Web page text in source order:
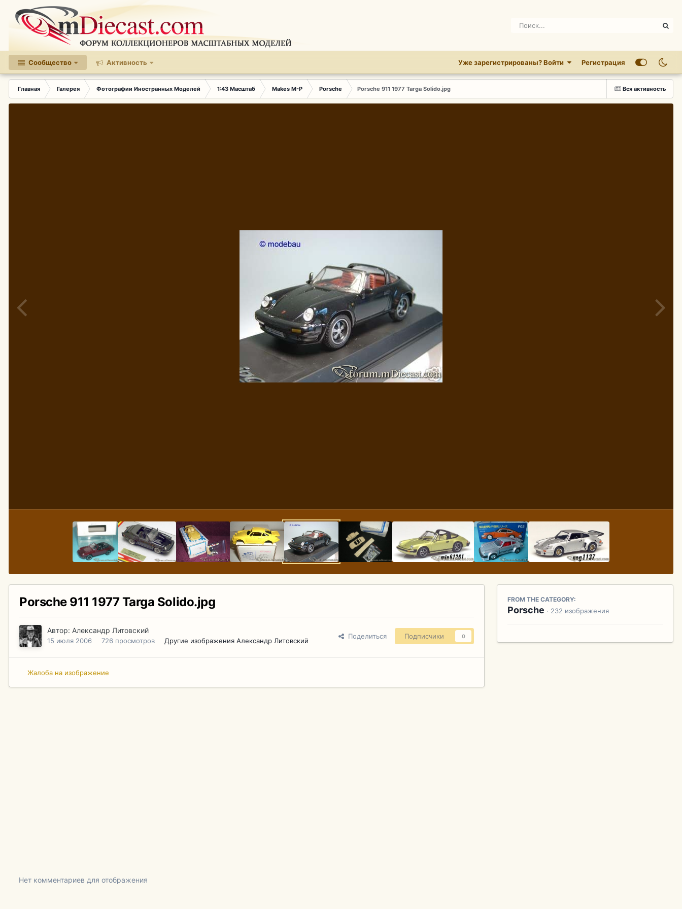
Сообщество Активность Уже зарегистрированы? Войти Регистрация
Вся активность
Главная Галерея Фотографии Иностранных Моделей 1:43 Масштаб Makes M-P Porsche Porsche 911 1977 Targa Solido.jpg
Porsche 911 1977 Targa Solido.jpg
Автор: Александр Литовский
15 июля 2006 726 просмотров Другие изображения Александр Литовский
Поделиться Подписчики 0
Жалоба на изображение
FROM THE CATEGORY:
Porsche · 232 изображения
Нет комментариев для отображения